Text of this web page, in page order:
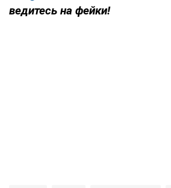
ведитесь на фейки!